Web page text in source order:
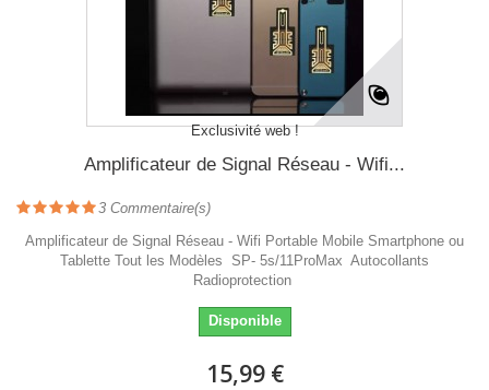
Exclusivité web !
Amplificateur de Signal Réseau - Wifi...
3 Commentaire(s)
Amplificateur de Signal Réseau - Wifi Portable Mobile Smartphone ou
Tablette Tout les Modèles SP- 5s/11ProMax Autocollants
Radioprotection
Disponible
15,99 €